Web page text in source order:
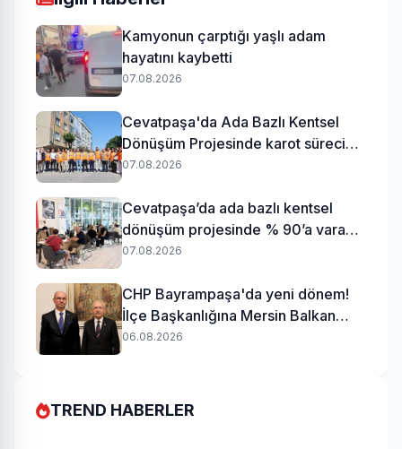
Kamyonun çarptığı yaşlı adam
hayatını kaybetti
07.08.2026
Cevatpaşa'da Ada Bazlı Kentsel
Dönüşüm Projesinde karot süreci
başladı
07.08.2026
Cevatpaşa’da ada bazlı kentsel
dönüşüm projesinde % 90’a varan
uzlaşı
07.08.2026
CHP Bayrampaşa'da yeni dönem!
İlçe Başkanlığına Mersin Balkan
atandı
06.08.2026
TREND HABERLER